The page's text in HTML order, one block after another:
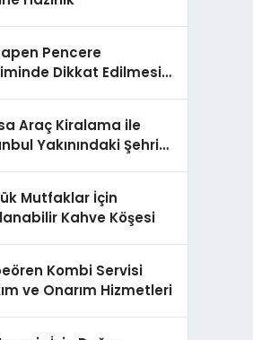
Pencere
Dikkat Edilmesi
Araç Kiralama ile
Yakınındaki Şehri
Mutfaklar İçin
Kahve Köşesi
Kombi Servisi
ve Onarım Hizmetleri